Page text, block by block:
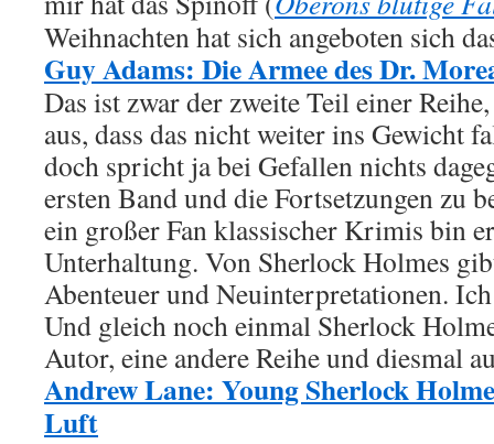
Weihnachten hat sich angeboten sich
Guy Adams: Die Armee des Dr.
Das ist zwar der zweite Teil einer
aus, dass das nicht weiter ins Gewicht
doch spricht ja bei Gefallen nichts
ersten Band und die Fortsetzungen zu
ein großer Fan klassischer Krimis bin
Unterhaltung. Von Sherlock Holmes
Abenteuer und Neuinterpretationen.
Und gleich noch einmal Sherlock
Autor, eine andere Reihe und diesmal
Andrew Lane: Young Sherlock
Luft